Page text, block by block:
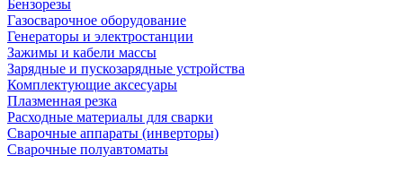
Бензорезы
Газосварочное оборудование
Генераторы и электростанции
Зажимы и кабели массы
Зарядные и пускозарядные устройства
Комплектующие аксесуары
Плазменная резка
Расходные материалы для сварки
Сварочные аппараты (инверторы)
Сварочные полуавтоматы